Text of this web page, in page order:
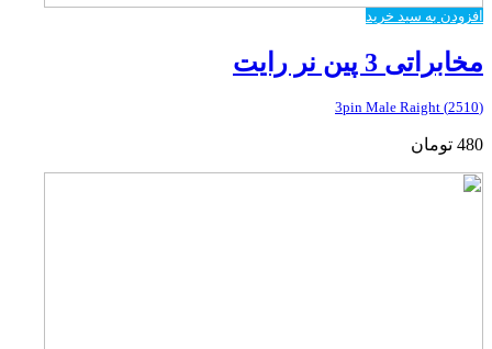
افزودن به سبد خرید
مخابراتی 3 پین نر رایت
(2510) 3pin Male Raight
480 تومان